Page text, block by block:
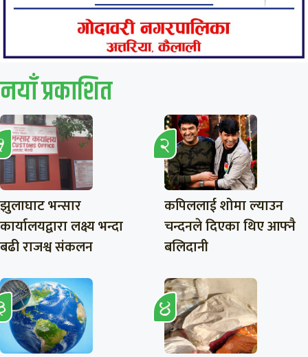
नयाँ प्रकाशित
झुलाघाट भन्सार
कार्यालयद्वारा लक्ष्य भन्दा
बढी राजश्व संकलन
कपिललाई शोमा ल्याउन
चन्दनले दिएका थिए आफ्नै
बलिदानी